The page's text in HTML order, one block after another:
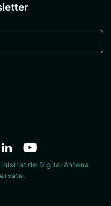
de Digital Antena